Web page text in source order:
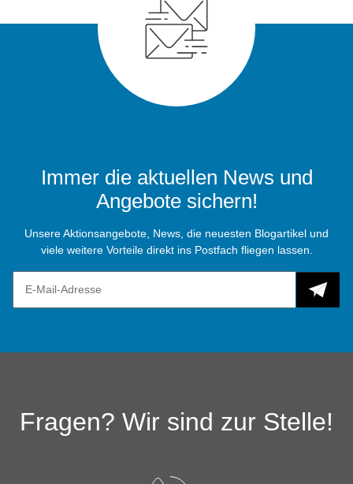
Immer die aktuellen News und
Angebote sichern!
Unsere Aktionsangebote, News, die neuesten Blogartikel und
viele weitere Vorteile direkt ins Postfach fliegen lassen.
Fragen? Wir sind zur Stelle!